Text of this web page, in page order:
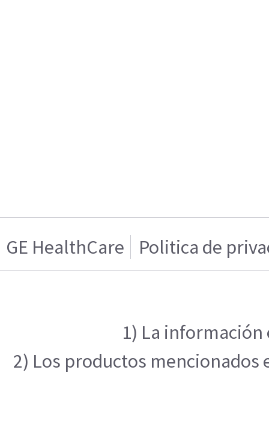
GE HealthCare Politica de
1) La
2) Los productos